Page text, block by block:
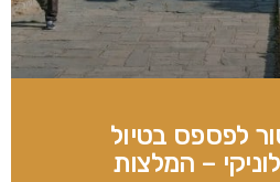
לפספס בטיול
– המלצות